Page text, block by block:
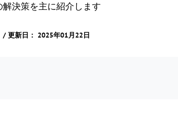
解決策を主に紹介します
/ 更新日： 2025年01月22日